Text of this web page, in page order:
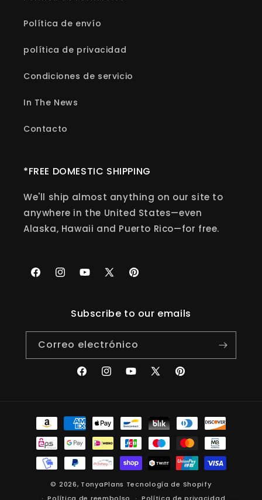
Política de envío
política de privacidad
Condiciones de servicio
In The News
Contacto
*FREE DOMESTIC SHIPPING
We'll ship almost anything on our site to
anywhere in the United States—even
Alaska, Hawaii and Puerto Rico—for free.
FacebookInstagramYouTube
X
Pinterest
Subscribe to our emails
Correo electrónico
FacebookInstagramYouTube
X
Pinterest
Formas
pago
© 2026, TonyaPlans Tecnología de Shopify